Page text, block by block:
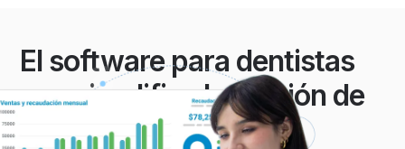
El software para dentistas
que simplifica la gestión de
tu clínica